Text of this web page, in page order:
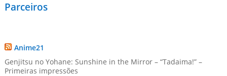
Parceiros
Anime21
Genjitsu no Yohane: Sunshine in the Mirror – “Tadaima!” –
Primeiras impressões